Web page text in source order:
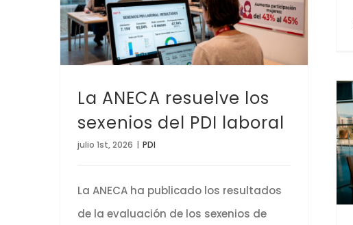
La ANECA resuelve los
sexenios del PDI laboral
julio 1st, 2026 | PDI
La ANECA ha publicado los resultados
de la evaluación de los sexenios de